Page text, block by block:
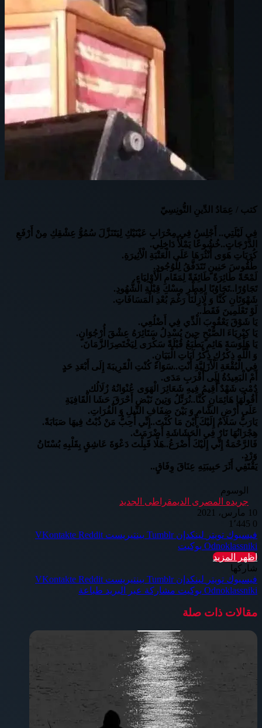
كتب / عِمَادُ الدِّينِ التُّونِسِيّ
فِي لَيْلَتِي.. أَجْلِسُ فِي مِحْرَابِ عَيْنَيْكِ لِيَتَنَزَّلَ سُمُوُّ عِشْقِكِ مِنْ أَرْفَعِ
الدَّرْجَاتٍ..خُشُوعًا يَمْلَأّ دَاخِلِي.
كُرَيَاتِ هَوَى أَنْثُرَهَا عَلَى الْعَتْبَةِ الْأَثِيرَةِ.
طُقُوسَ حَنِينٍ تَتَدَفَّقُ لِلْوُجُودِ.
لَمْحًةً طَائِرَةً طَائِفَةً لِمَقَامِ الْأَوْلِيَاءِ.
تَجَاوُرًا..تَجَاوُبًا لِعِطْرِ مِسْكِ قِبْلَةِ الْشُّهُودِ.
شَهْوَتَانِ كُنَّا وَ لَازِلْنَا رَغْمَ بُعْدِ الْمَسَافَاتِ.
لَوْ تَعْلَمِينَ فَقَطْ..
يَا شَوْقَ يَعْقُوبَ الْذِّي فِي أَضْلُعِي.
يَا كِبْرِيَاءَ الصُّبْحٍ حِينَ يُسْدِلُ سَتَائِرَهُ عِشْقَ أُرْجُوَانٍ.
يَا هَلْوَسَةَ هَائِمٍ يَطْبَعُ قُبْلَةً سَكْرَى لِيَخْتَصِرَالزَّمَانَ.
وَ الْلَّهِ ذِكْرُكِ ذِكْرُ آيَاتِ الْبَيَانِ.
فِي الْبُقْعَةِ الْأَزَلِيَّةِ أَنْتِ..سَوَاءً كُنْتِ الْقَرِيبَةَ إِلَى أَبْعَدِ حَدٍ
أَمْ الْبَعِيدُةُ إِلَى أَقْرَبِ مَدَى.
دُمْتِ شَهْدٌ أُقِيمُ فِيهِ شَعَائِرَ الْهَوَى عُنْوَانُهُ زُلَالُك.ِ
أَقُولُهَا هَائِمَانِ كُنَّا..نُرَتِّلُ وَتِينَ نَبْضِ أَحْرَقَ حَشَا الْقَافِيَةِ
عَلَى أَرْضِ الشَّامِ وَ بَيْنَ ضِفَافِ النِّيلِ وَ الْفُرَاتِ.
يَارَبُّ سَلَامٌ إِلَيْكَ أَيْنَ مَا كُنْتَ..إِنِّي أُحِبُّ مَنْ ذُبْتُ فِيهَا صَبَابَةً.
هِجْرَانُهَا نَارٌ فِي الْحَشَاشَةِ أَضْرَمَتْ.
فَالرَّحْمَةُ إِنِّي إِلَيْكَ أَضْرَعُ..هَلَّا قَبِلْتَ دَعْوَةَ عَاشِقٍ بِقَلْبِهِ بُسْتَانُ
وَرْدٍ.
يَقْتَفِي أَثَرَ حَبِيبَتِهِ عِنَاقَ وِفَاقٍ..
الوسوم
جريده المصرى الديمقراطى الجديد
10 مارس، 2021
0
فيسبوك تويتر لينكدإن بينتيريست
Odnoklassniki بوكيت
اظهر المزيد
شاركها
فيسبوك تويتر لينكدإن بينتيريست
Odnoklassniki بوكيت مشاركة عبر البريد طباعة
مقالات ذات صلة